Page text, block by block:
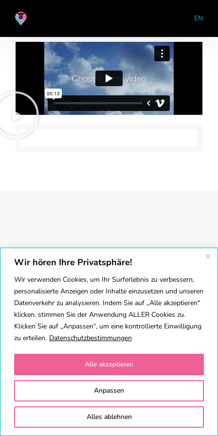
Wir hören Ihre Privatsphäre!
Wir verwenden Cookies, um Ihr Surferlebnis zu verbessern,
personalisierte Anzeigen oder Inhalte einzusetzen und unseren
Datenverkehr zu analysieren. Indem Sie auf „Alle akzeptieren"
klicken, stimmen Sie der Anwendung ALLER Cookies zu.
Klicken Sie auf „Anpassen“, um eine kontrollierte Einwilligung
zu erteilen. Datenschutzbestimmungen
Anpassen
Alles ablehnen
Alle akzeptieren
EN